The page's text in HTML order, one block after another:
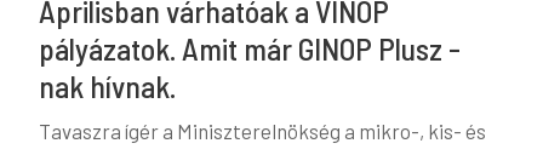
Áprilisban várhatóak a VINOP
pályázatok. Amit már GINOP Plusz -
nak hívnak.
Tavaszra ígér a Miniszterelnökség a mikro-, kis- és